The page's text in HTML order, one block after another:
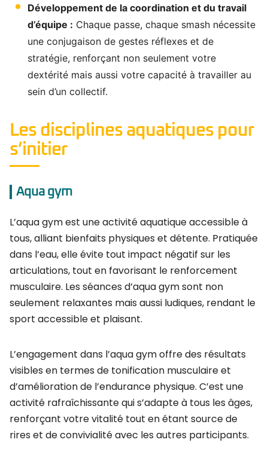
Développement de la coordination et du travail
d’équipe : Chaque passe, chaque smash nécessite
une conjugaison de gestes réflexes et de
stratégie, renforçant non seulement votre
dextérité mais aussi votre capacité à travailler au
sein d’un collectif.
Les disciplines aquatiques pour
s’initier
Aqua gym
L’aqua gym est une activité aquatique accessible à
tous, alliant bienfaits physiques et détente. Pratiquée
dans l’eau, elle évite tout impact négatif sur les
articulations, tout en favorisant le renforcement
musculaire. Les séances d’aqua gym sont non
seulement relaxantes mais aussi ludiques, rendant le
sport accessible et plaisant.
L’engagement dans l’aqua gym offre des résultats
visibles en termes de tonification musculaire et
d’amélioration de l’endurance physique. C’est une
activité rafraîchissante qui s’adapte à tous les âges,
renforçant votre vitalité tout en étant source de
rires et de convivialité avec les autres participants.